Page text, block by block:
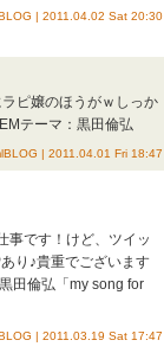
| 2011.04.02 Sat 20:30
ピ嬢のほうがｗしっか
テーマ：黒田倫弘
| 2011.04.01 Fri 18:47
事です！けど、ツイッ
り♪貴重でございます
田倫弘「my song for
| 2011.03.19 Sat 17:47